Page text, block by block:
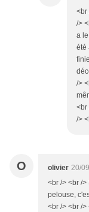
<br
/>
a
été
/>
<br
/>
O olivier 20/
<br /> <br /
pelouse,
<br /> <br />